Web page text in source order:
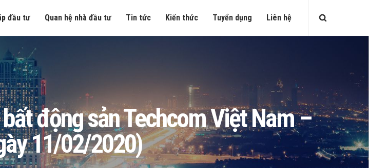
đầu tư Quan hệ nhà đầu tư Tin tức Kiến thức Tuyển dụng Liên hệ
động sản Techcom Việt Nam –
11/02/2020)